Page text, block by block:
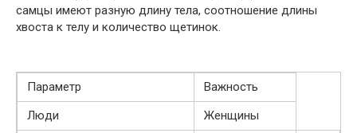
самцы имеют разную длину тела, соотношение длины
хвоста к телу и количество щетинок.
Параметр
Важность
Люди
Женщины